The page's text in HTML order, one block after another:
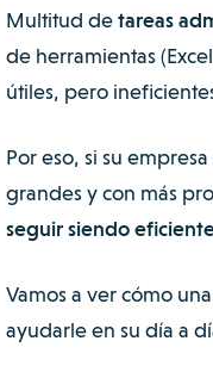
Multitud detareas
de herramientas
útiles, pero
Por eso, si su
grandes y con más
seguir siendo
Vamos a ver cómo
ayudarle en su día a